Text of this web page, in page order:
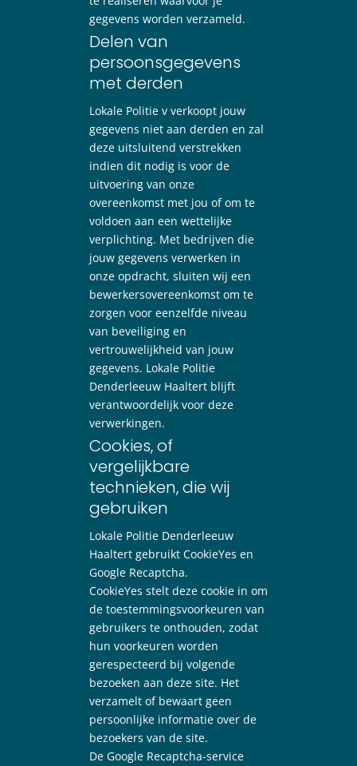
gegevens worden verzameld.
Delen van
persoonsgegevens
met derden
Lokale Politie v verkoopt jouw
gegevens niet aan derden en zal
deze uitsluitend verstrekken
indien dit nodig is voor de
uitvoering van onze
overeenkomst met jou of om te
voldoen aan een wettelijke
verplichting. Met bedrijven die
jouw gegevens verwerken in
onze opdracht, sluiten wij een
bewerkersovereenkomst om te
zorgen voor eenzelfde niveau
van beveiliging en
vertrouwelijkheid van jouw
gegevens. Lokale Politie
Denderleeuw Haaltert blijft
verantwoordelijk voor deze
verwerkingen.
Cookies, of
vergelijkbare
technieken, die wij
gebruiken
Lokale Politie Denderleeuw
Haaltert gebruikt CookieYes en
Google Recaptcha.
CookieYes stelt deze cookie in om
de toestemmingsvoorkeuren van
gebruikers te onthouden, zodat
hun voorkeuren worden
gerespecteerd bij volgende
bezoeken aan deze site. Het
verzamelt of bewaart geen
persoonlijke informatie over de
bezoekers van de site.
De Google Recaptcha-service